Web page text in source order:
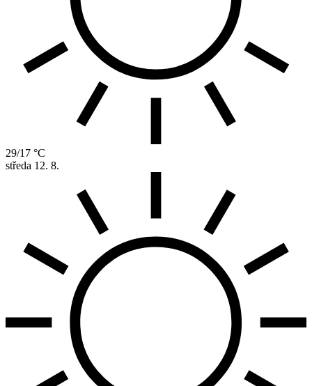
29/17 °C
středa 12. 8.